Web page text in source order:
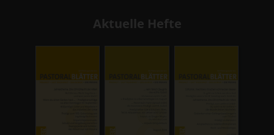
Aktuelle Hefte